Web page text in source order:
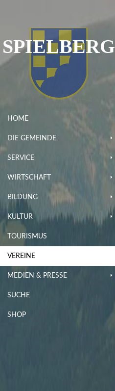
SPIELBERG
HOME
DIE GEMEINDE
SERVICE
WIRTSCHAFT
BILDUNG
KULTUR
TOURISMUS
VEREINE
MEDIEN & PRESSE
SUCHE
SHOP